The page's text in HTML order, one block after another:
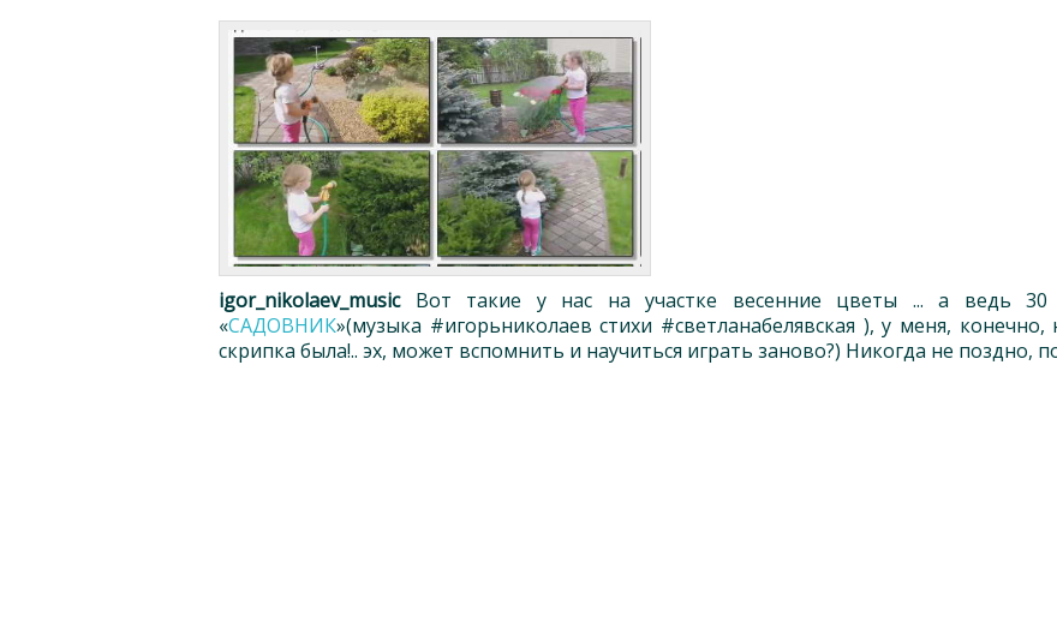
igor_nikolaev_musicВот такие у нас на участке весенние цветы ... а ведь 30
«САДОВНИК»(музыка #игорьниколаев стихи #светланабелявская ), у меня,
скрипка была!.. эх, может вспомнить и научиться играть заново?) Никогда не поздно,